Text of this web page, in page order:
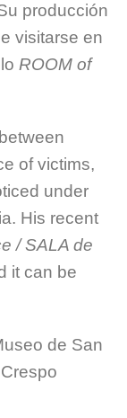
producción
visitarse en
ROOM of
of victims,
under
His recent
/ SALA de
it can be
de San